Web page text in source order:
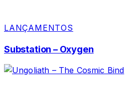
LANÇAMENTOS
Substation – Oxygen